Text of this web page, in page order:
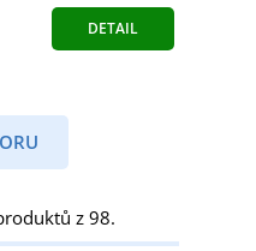
DETAIL
z 98.